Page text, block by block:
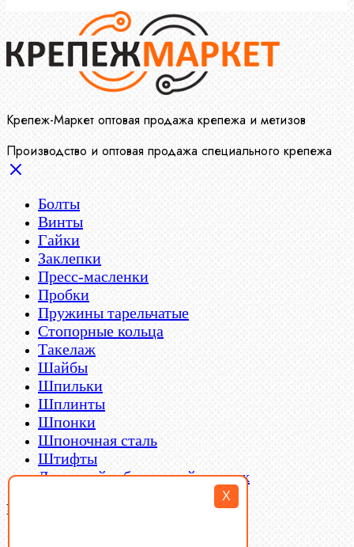
X
Крепеж-Маркет оптовая продажа крепежа и метизов
Производство и оптовая продажа специального крепежа
Болты
Винты
Гайки
Заклепки
Пресс-масленки
Пробки
Пружины тарельчатые
Стопорные кольца
Такелаж
Шайбы
Шпильки
Шплинты
Шпонки
Шпоночная сталь
Штифты
Латунный и бронзовый крепеж
Filter By